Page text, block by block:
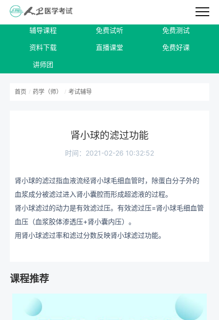
辅导课程 免费试听 免费测试
资料下载 直播课堂 免费好课
讲师团
首页 / 药学（师） / 考试辅导
肾小球的滤过功能
时间：2021-02-26 10:32:52
肾小球的滤过指血液流经肾小球毛细血管时，除蛋白分子外的
血浆成分被滤过进入肾小囊腔而形成超滤液的过程。
肾小球滤过的动力是有效滤过压。有效滤过压=肾小球毛细血管
血压（血浆胶体渗透压+肾小囊内压）。
用肾小球滤过率和滤过分数反映肾小球滤过功能。
课程推荐